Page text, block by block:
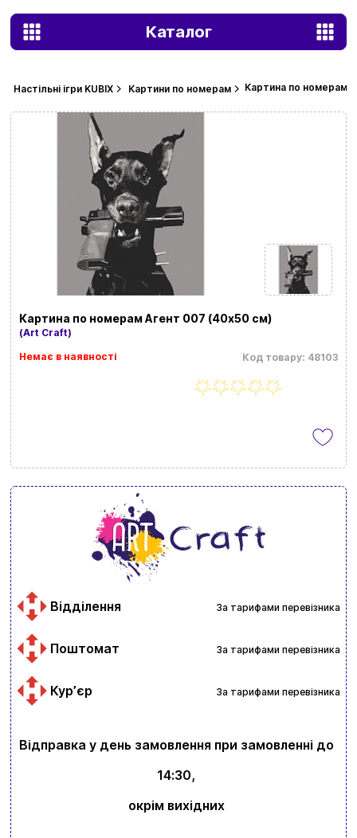
Каталог
Настільні ігри KUBIX Картини по номерам Картина по номерам
Картина по номерам Агент 007 (40х50 см)
(Art Craft)
Код товару: 48103
Немає в наявності
Відділення За тарифами перевізника
Поштомат За тарифами перевізника
Курʼєр За тарифами перевізника
Відправка у день замовлення при замовленні до
14:30,
окрім вихідних